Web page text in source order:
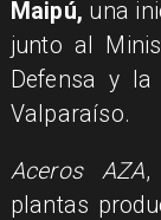
Maipú, una
junto al
Defensa y la
Valparaíso.
Aceros AZA,
plantas